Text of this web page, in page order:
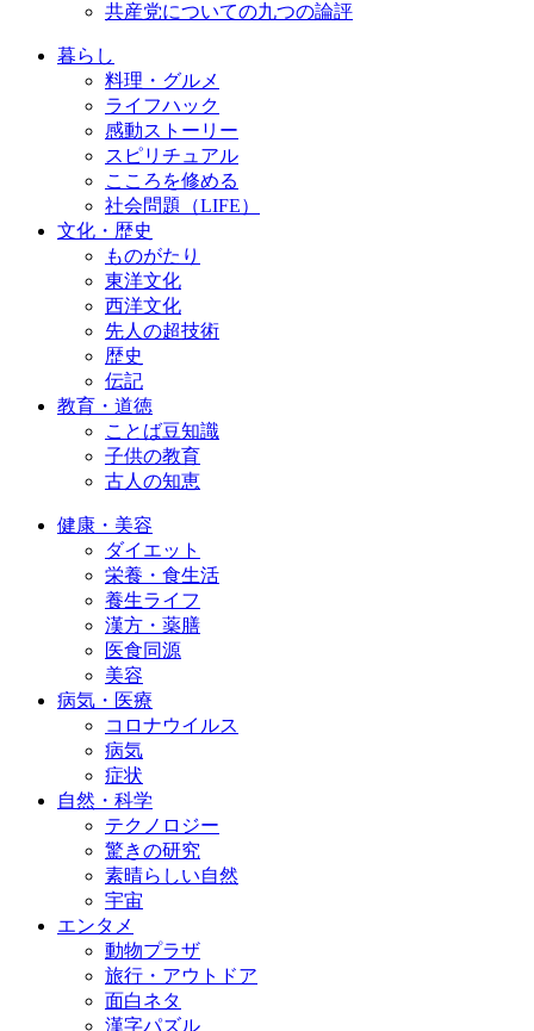
共産党についての九つの論評
暮らし
料理・グルメ
ライフハック
感動ストーリー
スピリチュアル
こころを修める
社会問題（LIFE）
文化・歴史
ものがたり
東洋文化
西洋文化
先人の超技術
歴史
伝記
教育・道徳
ことば豆知識
子供の教育
古人の知恵
健康・美容
ダイエット
栄養・食生活
養生ライフ
漢方・薬膳
医食同源
美容
病気・医療
コロナウイルス
病気
症状
自然・科学
テクノロジー
驚きの研究
素晴らしい自然
宇宙
エンタメ
動物プラザ
旅行・アウトドア
面白ネタ
漢字パズル